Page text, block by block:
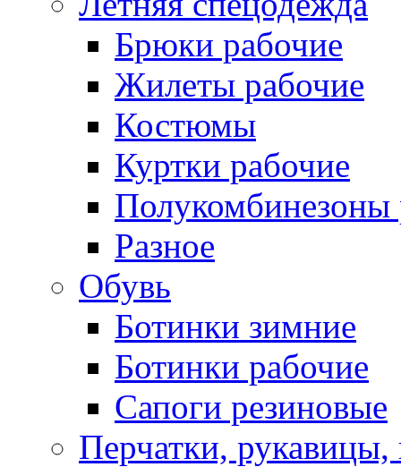
Брюки рабочие
Жилеты рабочие
Костюмы
Куртки рабочие
Полукомбинезоны
Разное
Обувь
Ботинки зимние
Ботинки рабочие
Сапоги резиновые
Перчатки, рукавицы,